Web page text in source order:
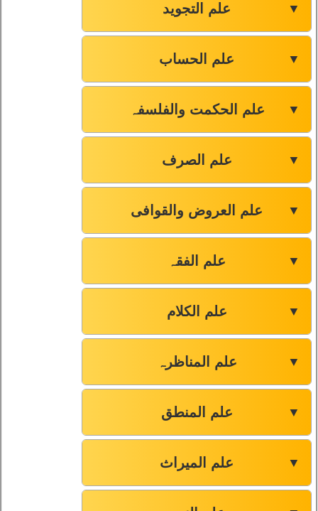
علم التجوید ▼
علم الحساب ▼
علم الحکمت والفلسفہ ▼
علم الصرف ▼
علم العروض والقوافی ▼
علم الفقہ ▼
علم الکلام ▼
علم المناظرہ ▼
علم المنطق ▼
علم المیراث ▼